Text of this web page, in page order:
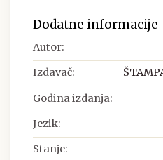
Dodatne informacije
Autor:
Izdavač:
Godina izdanja:
Jezik:
Stanje: